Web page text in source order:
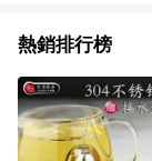
熱銷排行榜